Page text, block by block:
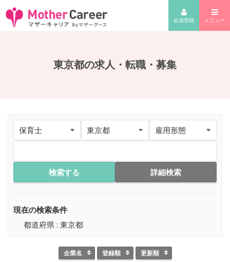
会員登録 メニュー
東京都の求人・転職・募集
検索する 詳細検索
現在の検索条件
都道府県 : 東京都
企業名 登録順 更新順